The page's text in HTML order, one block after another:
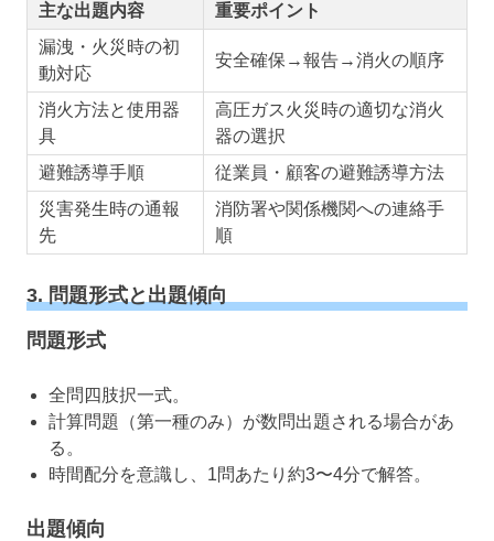
主な出題内容
重要ポイント
漏洩・火災時の初
動対応
安全確保→報告→消火の順序
消火方法と使用器
具
高圧ガス火災時の適切な消火
器の選択
避難誘導手順
従業員・顧客の避難誘導方法
災害発生時の通報
先
消防署や関係機関への連絡手
順
3. 問題形式と出題傾向
問題形式
全問四肢択一式。
計算問題（第一種のみ）が数問出題される場合があ
る。
時間配分を意識し、1問あたり約3〜4分で解答。
出題傾向